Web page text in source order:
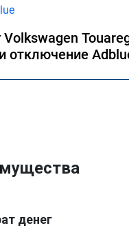
отключение
денег